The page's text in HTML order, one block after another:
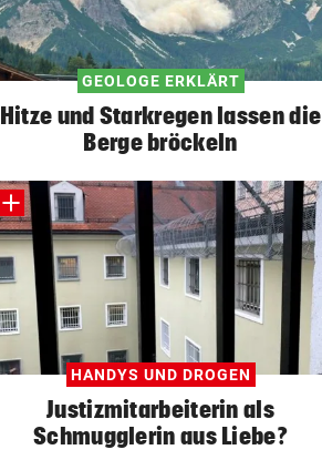
GEOLOGE ERKLÄRT
Hitze und Starkregen lassen die
Berge bröckeln
HANDYS UND DROGEN
Justizmitarbeiterin als
Schmugglerin aus Liebe?